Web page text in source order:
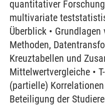
quantitativer
multivariate
Überblick • Grundlagen
Methoden,
Kreuztabellen und
Mittelwertvergleiche •
(partielle)
Beteiligung der